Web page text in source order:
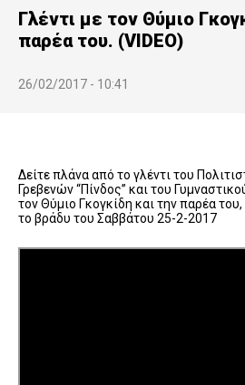
Γλέντι με τον Θύμιο
παρέα του. (VIDEO)
26/02/2017 - 10:41
Δείτε πλάνα από το γλέντι του
Γρεβενών “Πίνδος” και του
τον Θύμιο Γκογκίδη και την παρέα
το βράδυ του Σαββάτου 25-2-2017